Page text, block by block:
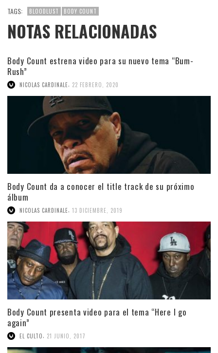
TAGS: BLOODLUST BODY COUNT
NOTAS RELACIONADAS
Body Count estrena video para su nuevo tema “Bum-
Rush”
NICOLAS CARDINALE, 22 FEBRERO, 2020
Body Count da a conocer el title track de su próximo
álbum
NICOLAS CARDINALE 13 DICIEMBRE, 2019
Body Count presenta video para el tema “Here I go
again”
EL CULTO 21 JUNIO, 2017